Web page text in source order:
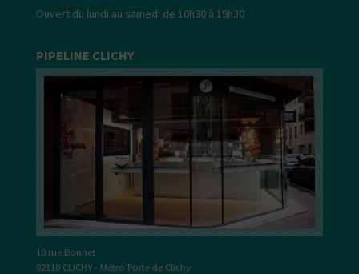
Ouvert du lundi au samedi de 10h30 à 19h30
PIPELINE CLICHY
10 rue Bonnet
92110 CLICHY - Métro Porte de Clichy